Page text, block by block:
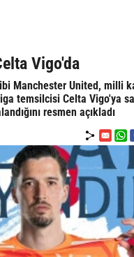
Vigo'da
Manchester United, milli
temsilcisi Celta Vigo'ya
resmen açıkladı